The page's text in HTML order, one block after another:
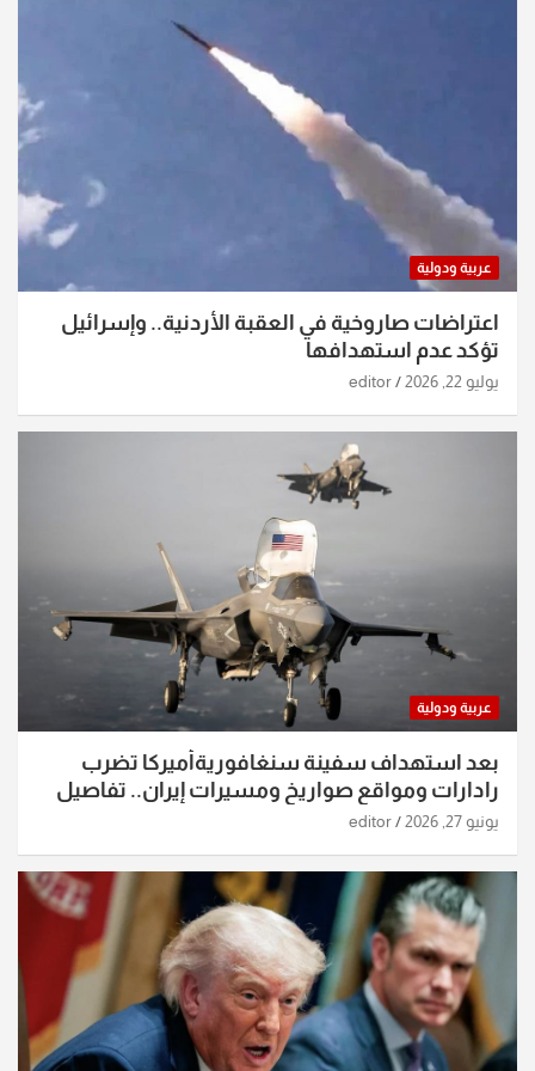
عربية ودولية
اعتراضات صاروخية في العقبة الأردنية.. وإسرائيل
تؤكد عدم استهدافها
يوليو 22, 2026 editor
عربية ودولية
بعد استهداف سفينة سنغافوريةأميركا تضرب
رادارات ومواقع صواريخ ومسيرات إيران.. تفاصيل
الساعات الماضية
يونيو 27, 2026 editor